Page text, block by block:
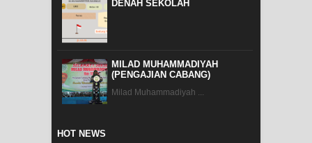
DENAH SEKOLAH
MILAD MUHAMMADIYAH
(PENGAJIAN CABANG)
Milad Muhammadiyah ...
HOT NEWS